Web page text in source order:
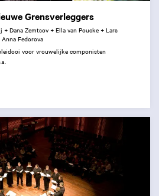
Grensverleggers
+ Dana Zemtsov + Ella van Poucke + Lars
Fedorova
voor vrouwelijke componisten